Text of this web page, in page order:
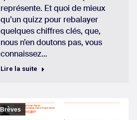
représente. Et quoi de mieux
qu’un quizz pour rebalayer
quelques chiffres clés, que,
nous n’en doutons pas, vous
connaissez…
Lire la suite
Brèves